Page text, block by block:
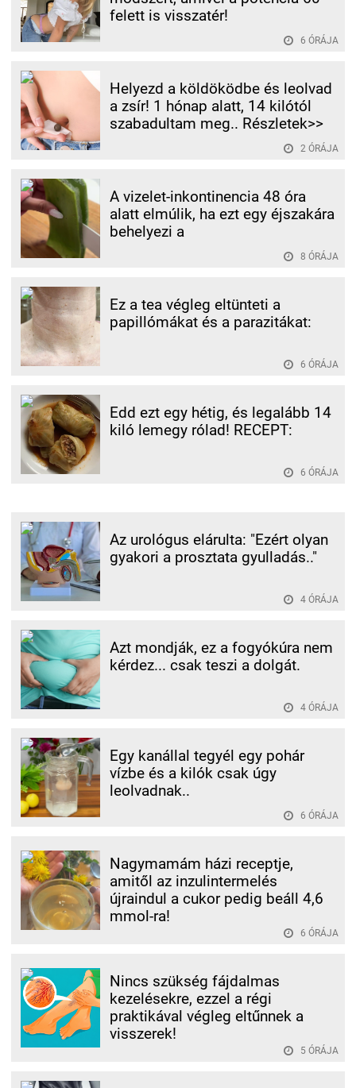
felett is visszatér!
6 ÓRÁJA
Helyezd a köldöködbe és leolvad
a zsír! 1 hónap alatt, 14 kilótól
szabadultam meg.. Részletek>>
2 ÓRÁJA
A vizelet-inkontinencia 48 óra
alatt elmúlik, ha ezt egy éjszakára
behelyezi a
8 ÓRÁJA
Ez a tea végleg eltünteti a
papillómákat és a parazitákat:
6 ÓRÁJA
Edd ezt egy hétig, és legalább 14
kiló lemegy rólad! RECEPT:
6 ÓRÁJA
Az urológus elárulta: "Ezért olyan
gyakori a prosztata gyulladás.."
4 ÓRÁJA
Azt mondják, ez a fogyókúra nem
kérdez... csak teszi a dolgát.
4 ÓRÁJA
Egy kanállal tegyél egy pohár
vízbe és a kilók csak úgy
leolvadnak..
6 ÓRÁJA
Nagymamám házi receptje,
amitől az inzulintermelés
újraindul a cukor pedig beáll 4,6
mmol-ra!
6 ÓRÁJA
Nincs szükség fájdalmas
kezelésekre, ezzel a régi
praktikával végleg eltűnnek a
visszerek!
5 ÓRÁJA